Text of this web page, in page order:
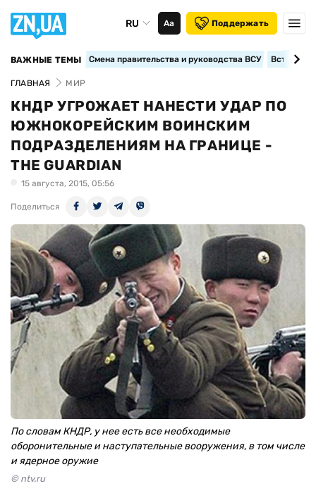
RU Аа Поддержать
ВАЖНЫЕ ТЕМЫ Смена правительства и руководства ВСУ
ГЛАВНАЯ МИР
КНДР УГРОЖАЕТ НАНЕСТИ УДАР ПО
ЮЖНОКОРЕЙСКИМ ВОИНСКИМ
ПОДРАЗДЕЛЕНИЯМ НА ГРАНИЦЕ -
THE GUARDIAN
15 августа, 2015, 05:56
Поделиться
По словам КНДР, у нее есть все необходимые
оборонительные и наступательные вооружения, в том числе
и ядерное оружие
© ntv.ru